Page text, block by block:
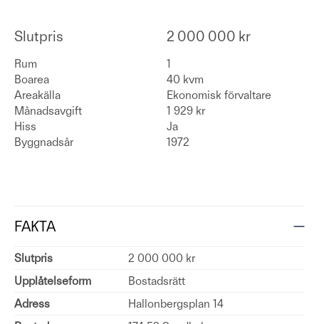
Slutpris 2 000 000 kr
Rum
1
Boarea
40 kvm
Areakälla
Ekonomisk förvaltare
Månadsavgift
1 929 kr
Hiss
Ja
Byggnadsår
1972
FAKTA
Slutpris
2 000 000 kr
Upplåtelseform
Bostadsrätt
Adress
Hallonbergsplan 14